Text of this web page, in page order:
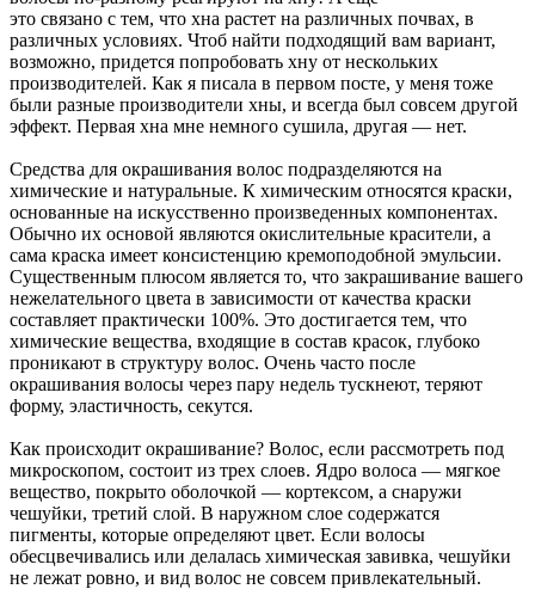
это связано с тем, что хна растет на различных почвах, в
различных условиях. Чтоб найти подходящий вам вариант,
возможно, придется попробовать хну от нескольких
производителей. Как я писала в первом посте, у меня тоже
были разные производители хны, и всегда был совсем другой
эффект. Первая хна мне немного сушила, другая — нет.
Средства для окрашивания волос подразделяются на
химические и натуральные. К химическим относятся краски,
основанные на искусственно произведенных компонентах.
Обычно их основой являются окислительные красители, а
сама краска имеет консистенцию кремоподобной эмульсии.
Существенным плюсом является то, что закрашивание вашего
нежелательного цвета в зависимости от качества краски
составляет практически 100%. Это достигается тем, что
химические вещества, входящие в состав красок, глубоко
проникают в структуру волос. Очень часто после
окрашивания волосы через пару недель тускнеют, теряют
форму, эластичность, секутся.
Как происходит окрашивание? Волос, если рассмотреть под
микроскопом, состоит из трех слоев. Ядро волоса — мягкое
вещество, покрыто оболочкой — кортексом, а снаружи
чешуйки, третий слой. В наружном слое содержатся
пигменты, которые определяют цвет. Если волосы
обесцвечивались или делалась химическая завивка, чешуйки
не лежат ровно, и вид волос не совсем привлекательный.